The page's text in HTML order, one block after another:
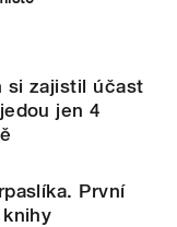
si zajistil účast
jen 4
První